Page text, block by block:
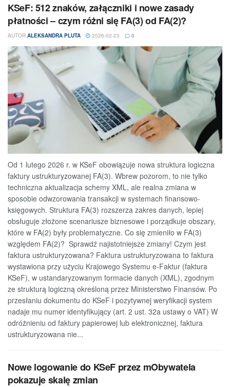
KSeF: 512 znaków, załączniki i nowe zasady
płatności – czym różni się FA(3) od FA(2)?
AUTOR ALEKSANDRA PLUTA 2026-02-23 0
Od 1 lutego 2026 r. w KSeF obowiązuje nowa struktura logiczna
faktury ustrukturyzowanej FA(3). Wbrew pozorom, to nie tylko
techniczna aktualizacja schemy XML, ale realna zmiana w
sposobie odwzorowania transakcji w systemach finansowo-
księgowych. Struktura FA(3) rozszerza zakres danych, lepiej
obsługuje złożone scenariusze biznesowe i porządkuje obszary,
które w FA(2) były problematyczne. Co się zmieniło w FA(3)
względem FA(2)? Sprawdź najistotniejsze zmiany! Czym jest
faktura ustrukturyzowana? Faktura ustrukturyzowana to faktura
wystawiona przy użyciu Krajowego Systemu e-Faktur (faktura
KSeF), w ustandaryzowanym formacie danych (XML), zgodnym
ze strukturą logiczną określoną przez Ministerstwo Finansów. Po
przesłaniu dokumentu do KSeF i pozytywnej weryfikacji system
nadaje mu numer identyfikujący (art. 2 ust. 32a ustawy o VAT) W
odróżnieniu od faktury papierowej lub elektronicznej, faktura
ustrukturyzowana nie...
Nowe logowanie do KSeF przez mObywatela
pokazuje skalę zmian